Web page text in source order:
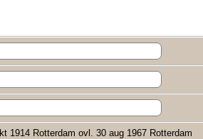
1914 Rotterdam ovl. 30 aug 1967 Rotterdam